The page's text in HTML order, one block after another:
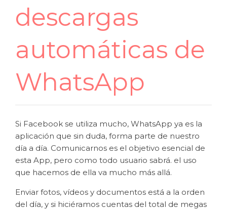
descargas
automáticas de
WhatsApp
Si Facebook se utiliza mucho, WhatsApp ya es la
aplicación que sin duda, forma parte de nuestro
día a día. Comunicarnos es el objetivo esencial de
esta App, pero como todo usuario sabrá. el uso
que hacemos de ella va mucho más allá.
Enviar fotos, vídeos y documentos está a la orden
del día, y si hiciéramos cuentas del total de megas